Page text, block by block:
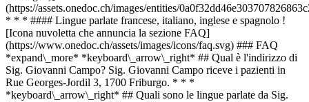
(https://assets.onedoc.ch/images/entities/
* * * #### Lingue parlate francese, italiano, inglese e spagnolo !
[Icona nuvoletta che annuncia la sezione FAQ]
(https://www.onedoc.ch/assets/images/icons/faq.svg) ### FAQ
*expand\_more* *keyboard\_arrow\_right* ## Qual è l'indirizzo di
Sig. Giovanni Campo? Sig. Giovanni Campo riceve i pazienti in
Rue Georges-Jordil 3, 1700 Friburgo. * * *
*keyboard\_arrow\_right* ## Quali sono le lingue parlate da Sig.